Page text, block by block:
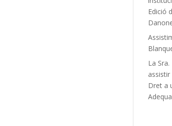
Edició
La
assistir
Dret a